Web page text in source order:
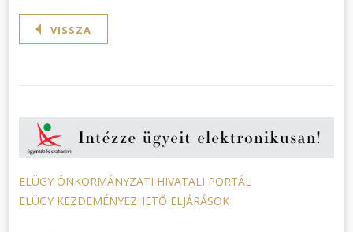
VISSZA
ELÜGY ÖNKORMÁNYZATI HIVATALI PORTÁL
ELÜGY KEZDEMÉNYEZHETŐ ELJÁRÁSOK